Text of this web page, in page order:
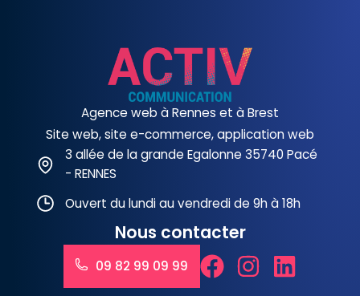
Agence web à Rennes et à Brest
Site web, site e-commerce, application web
3 allée de la grande Egalonne 35740 Pacé
- RENNES
Ouvert du lundi au vendredi de 9h à 18h
Nous contacter
09 82 99 09 99